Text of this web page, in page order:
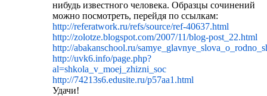
нибудь известного человека. Образцы сочинений
можно посмотреть, перейдя по ссылкам:
http://referatwork.ru/refs/source/ref-40637.html
http://zolotze.blogspot.com/2007/11/blog-post_22.html
http://abakanschool.ru/
http://uvk6.info/page.php?
al=shkola_v_moej_zhizni_soc
http://74213s6.edusite.ru/p57aa1.html
Удачи!